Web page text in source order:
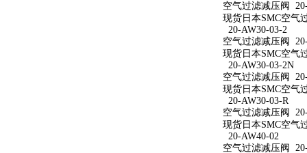
空气过滤减压阀
现货日本SMC空气
20-AW30-03-2
空气过滤减压阀
现货日本SMC空气
20-AW30-03-2N
空气过滤减压阀
现货日本SMC空气
20-AW30-03-R
空气过滤减压阀
现货日本SMC空气
20-AW40-02
空气过滤减压阀